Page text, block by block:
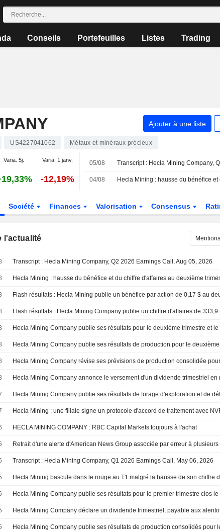
Conseils Portefeuilles Listes Trading
Ajouter à une liste
US4227041062 Métaux et minéraux précieux
Varia. 5j. Varia. 1 janv.
-12,19%
05/08
04/08
Société Finances Valorisation Consensus
l'actualité Mentions
Transcript : Hecla Mining Company, Q2 2026 Earnings Call, Aug 05, 2026
Hecla Mining : hausse du bénéfice et du chiffre d'affaires au deuxième
HECLA MINING COMPANY : RBC Capital Markets toujours à l'achat
Transcript : Hecla Mining Company, Q1 2026 Earnings Call, May 06, 2026